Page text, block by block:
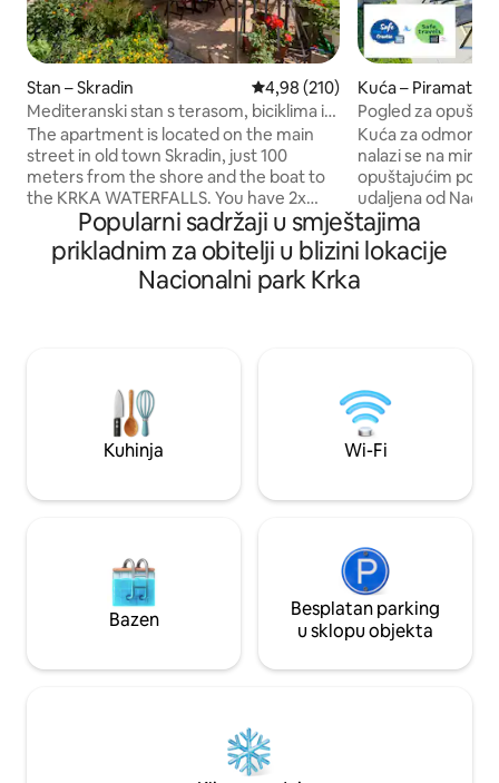
Stan – Skradin Prosječna ocjena: 4,98/5,
4,98 (210)
Mediteranski stan s terasom, biciklima i
SUP-om
The apartment is located on the main
street in old town Skradin, just 100
meters from the shore and the boat to
the KRKA WATERFALLS. You have 2x
Bikes and SUP(stand up paddle)
included. Mogućnost roštiljanja u
autentičnom dalmatinskom stilu. ** Za
više od 3noćenja - vožnja brodom na
uređaj Dnevni boravak i spavaća soba 2: -
kauč/krevet za 2 osobe A/C Kuhinja
Kuća –
Pogled za
NP Krka
Kuća za odmor
nalazi se na
opuštajućim
udaljena od
grada Skradina.
potrebnim za
ležaljke, roštilj, wi
Gosti se mogu
obilasku gradova
Popularni sadržaji u smještajima
prikladnim za obitelji u blizini lokacije
Nacionalni park Krka
Kuhinja Wi-Fi
Bazen
Besplatan parking
u sklopu objekta